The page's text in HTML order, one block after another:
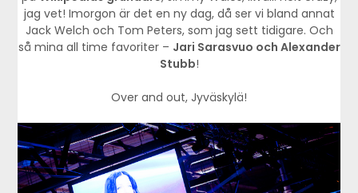
jag vet! Imorgon är det en ny dag, då ser vi bland annat
Jack Welch och Tom Peters, som jag sett tidigare. Och
så mina all time favoriter – Jari Sarasvuo och Alexander
Stubb!
Over and out, Jyväskylä!